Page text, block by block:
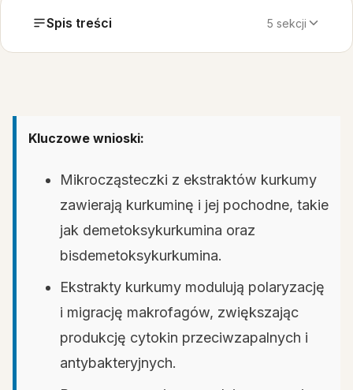
Spis treści 5 sekcji
Kluczowe wnioski:
Mikrocząsteczki z ekstraktów kurkumy
zawierają kurkuminę i jej pochodne, takie
jak demetoksykurkumina oraz
bisdemetoksykurkumina.
Ekstrakty kurkumy modulują polaryzację
i migrację makrofagów, zwiększając
produkcję cytokin przeciwzapalnych i
antybakteryjnych.